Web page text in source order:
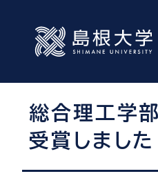
総合理工学
受賞しました